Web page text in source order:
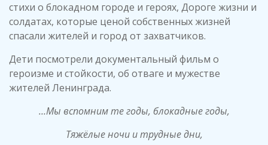
стихи о блокадном городе и героях, Дороге жизни и
солдатах, которые ценой собственных жизней
спасали жителей и город от захватчиков.
Дети посмотрели документальный фильм о
героизме и стойкости, об отваге и мужестве
жителей Ленинграда.
…Мы вспомним те годы, блокадные годы,
Тяжёлые ночи и трудные дни,